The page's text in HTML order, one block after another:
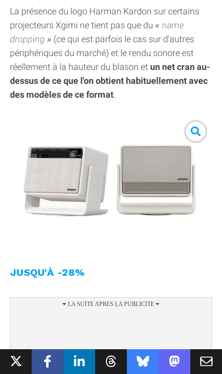
La présence du logo Harman Kardon sur certains
projecteurs Xgimi ne tient pas que du
name
dropping
(ce qui est parfois le cas sur d'autres
périphériques du marché) et le rendu sonore est
réellement à la hauteur du blason et un net cran au-
dessus de ce que l'on obtient habituellement avec
des modèles de ce format.
JUSQU'À -28%